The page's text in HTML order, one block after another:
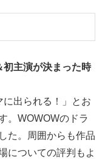
初主演が決まった時
に出られる！」とお
。WOWOWのドラ
た。周囲からも作品
についての評判もよ